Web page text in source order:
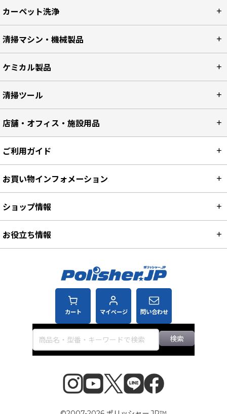
カーペット洗浄
清掃マシン・機械製品
ケミカル製品
清掃ツール
店舗・オフィス・施設用品
カート マイページ 問い合わせ
検索
ご利用ガイド
お買い物インフォメーション
ショップ情報
お役立ち情報